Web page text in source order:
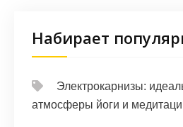
Набирает
Электрокарнизы:
атмосферы йоги и